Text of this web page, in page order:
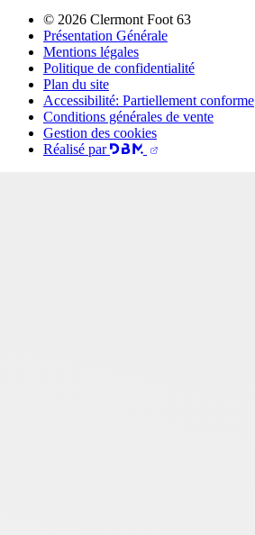
© 2026 Clermont Foot 63
Présentation Générale
Mentions légales
Politique de confidentialité
Plan du site
Accessibilité: Partiellement conforme
Conditions générales de vente
Gestion des cookies
Réalisé par